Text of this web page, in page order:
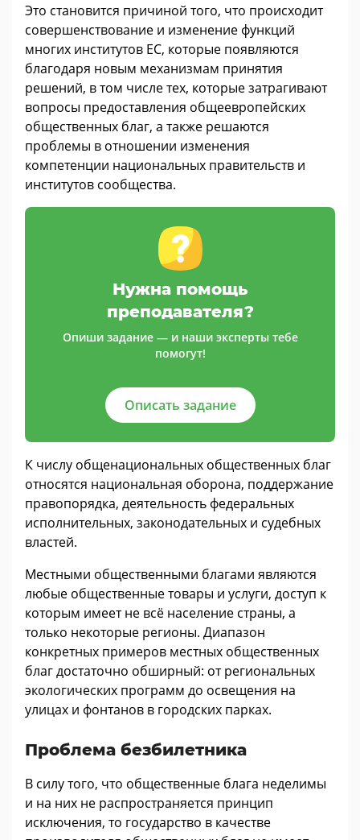
Это становится причиной того, что происходит
совершенствование и изменение функций
многих институтов ЕС, которые появляются
благодаря новым механизмам принятия
решений, в том числе тех, которые затрагивают
вопросы предоставления общеевропейских
общественных благ, а также решаются
проблемы в отношении изменения
компетенции национальных правительств и
институтов сообщества.
Нужна помощь
преподавателя?
Опиши задание — и наши эксперты тебе
помогут!
Описать задание
К числу общенациональных общественных благ
относятся национальная оборона, поддержание
правопорядка, деятельность федеральных
исполнительных, законодательных и судебных
властей.
Местными общественными благами являются
любые общественные товары и услуги, доступ к
которым имеет не всё население страны, а
только некоторые регионы. Диапазон
конкретных примеров местных общественных
благ достаточно обширный: от региональных
экологических программ до освещения на
улицах и фонтанов в городских парках.
Проблема безбилетника
В силу того, что общественные блага неделимы
и на них не распространяется принцип
исключения, то государство в качестве